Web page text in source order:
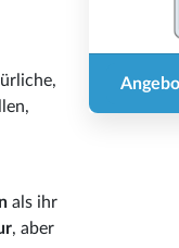
als ihr
, aber